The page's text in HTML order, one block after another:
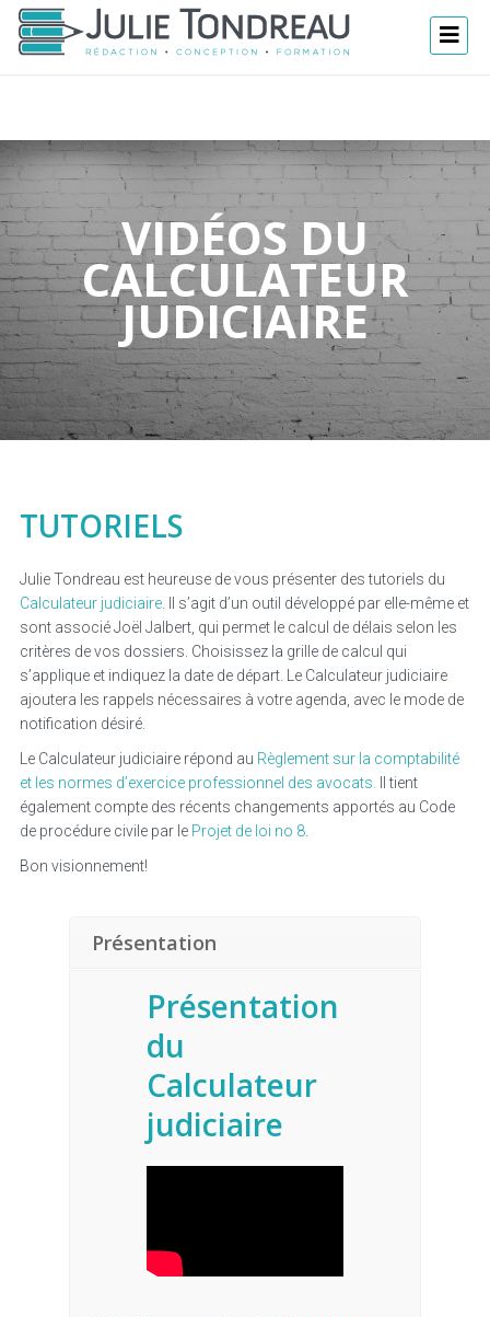
VIDÉOS DU
CALCULATEUR
JUDICIAIRE
TUTORIELS
Julie Tondreau est heureuse de vous présenter des tutoriels du
Calculateur judiciaire. Il s’agit d’un outil développé par elle-même et
sont associé Joël Jalbert, qui permet le calcul de délais selon les
critères de vos dossiers. Choisissez la grille de calcul qui
s’applique et indiquez la date de départ. Le Calculateur judiciaire
ajoutera les rappels nécessaires à votre agenda, avec le mode de
notification désiré.
Le Calculateur judiciaire répond au Règlement sur la comptabilité
et les normes d’exercice professionnel des avocats.
Il tient
également compte des récents changements apportés au Code
de procédure civile par le Projet de loi no 8.
Bon visionnement!
Présentation
Présentation
du
Calculateur
judiciaire